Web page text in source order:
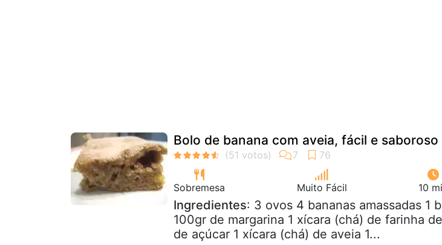
Bolo de banana com aveia, fácil e saboroso
Sobremesa Muito Fácil 10
Ingredientes: 3 ovos 4 bananas amassadas 1
100gr de margarina 1 xícara (chá) de farinha
de açúcar 1 xícara (chá) de aveia 1...